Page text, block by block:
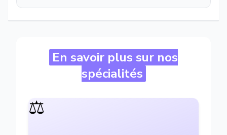
En savoir plus sur nos
spécialités
⚖️